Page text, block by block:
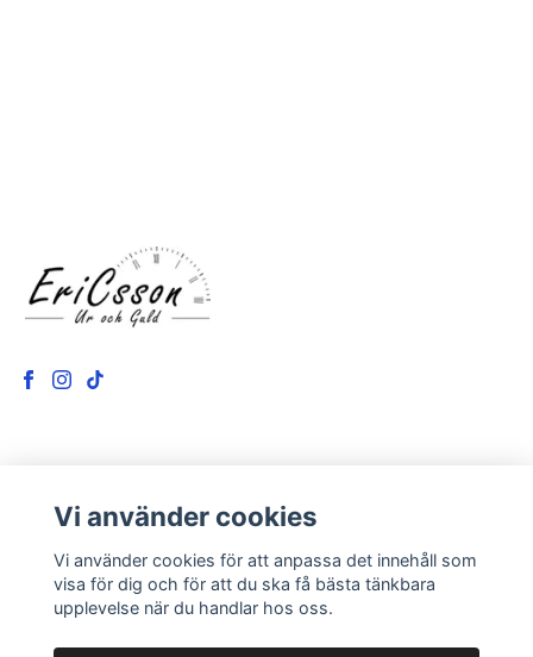
Kontakt
Om oss
Vi använder cookies
Vi använder cookies för att anpassa det innehåll som
visa för dig och för att du ska få bästa tänkbara
upplevelse när du handlar hos oss.